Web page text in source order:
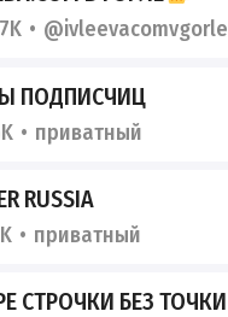
@ivleevacomvgorle
ПОДПИСЧИЦ
приватный
RUSSIA
приватный
СТРОЧКИ БЕЗ ТОЧКИ